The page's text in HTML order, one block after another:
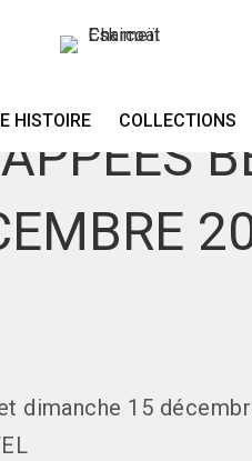
HISTOIRE COLLECTIONS
dimanche 15